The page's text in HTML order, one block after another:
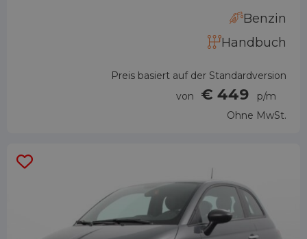
Benzin
Handbuch
Preis basiert auf der Standardversion
von
€ 449
p/m
Ohne MwSt.